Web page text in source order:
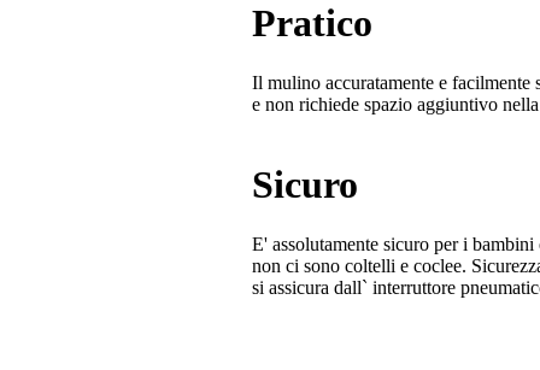
Pratico
Il mulino accuratamente e facilmente
e non richiede spazio aggiuntivo
Sicuro
E' assolutamente sicuro per i
non ci sono coltelli e coclee.
si assicura dall` interruttore